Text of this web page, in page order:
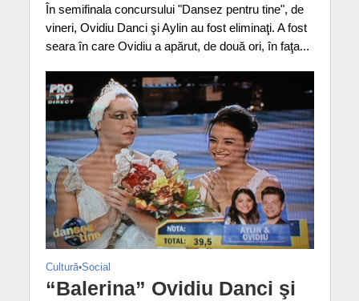
În semifinala concursului "Dansez pentru tine", de
vineri, Ovidiu Danci şi Aylin au fost eliminaţi. A fost
seara în care Ovidiu a apărut, de două ori, în faţa...
Cultură•Social
“Balerina” Ovidiu Danci şi